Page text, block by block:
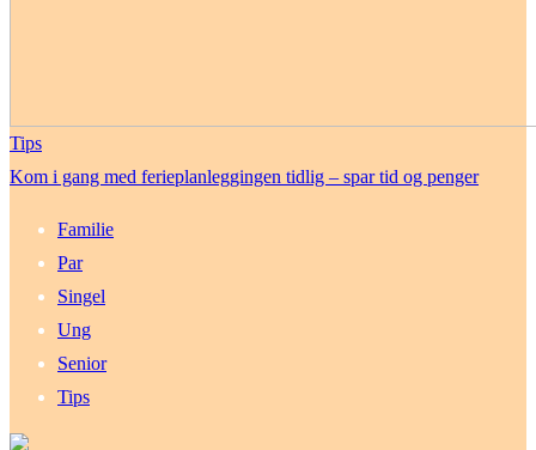
Tips
Kom i gang med ferieplanleggingen tidlig – spar tid og penger
Familie
Par
Singel
Ung
Senior
Tips